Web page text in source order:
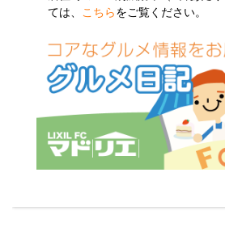
ては、 こちら をご覧ください。